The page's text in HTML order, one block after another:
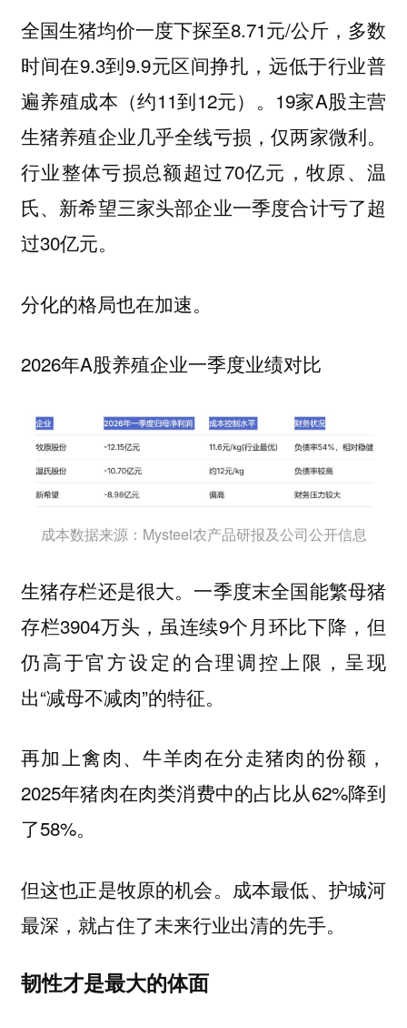
全国生猪均价一度下探至8.71元/公斤，多数
时间在9.3到9.9元区间挣扎，远低于行业普
遍养殖成本（约11到12元）。19家A股主营
生猪养殖企业几乎全线亏损，仅两家微利。
行业整体亏损总额超过70亿元，牧原、温
氏、新希望三家头部企业一季度合计亏了超
过30亿元。
分化的格局也在加速。
2026年A股养殖企业一季度业绩对比
成本数据来源：Mysteel农产品研报及公司公开信息
生猪存栏还是很大。一季度末全国能繁母猪
存栏3904万头，虽连续9个月环比下降，但
仍高于官方设定的合理调控上限，呈现
出“减母不减肉”的特征。
再加上禽肉、牛羊肉在分走猪肉的份额，
2025年猪肉在肉类消费中的占比从62%降到
了58%。
但这也正是牧原的机会。成本最低、护城河
最深，就占住了未来行业出清的先手。
韧性才是最大的体面